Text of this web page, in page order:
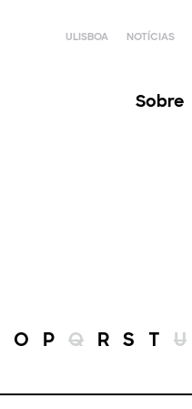
ULISBOA NOTÍCIAS
Sobre
O P Q R S T U